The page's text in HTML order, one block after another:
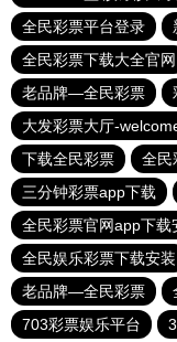
全民彩票平台登录
全民彩票下载大全官网
老品牌—全民彩票
大发彩票大厅-
下载全民彩票
全民
三分钟彩票app下载
全民彩票官网app下载
全民娱乐彩票下载安装
老品牌—全民彩票
703彩票娱乐平台